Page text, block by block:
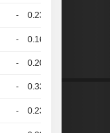
- 0.233
- 0.164
- 0.208
- 0.333
- 0.236